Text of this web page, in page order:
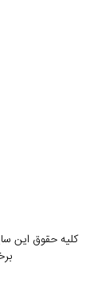
کلیه حقوق این